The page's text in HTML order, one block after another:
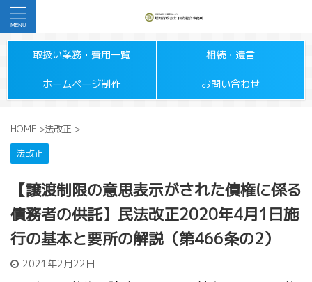
取扱い業務・費用一覧 相続・遺言
ホームページ制作 お問い合わせ
HOME >法改正 >
法改正
【譲渡制限の意思表示がされた債権に係る
債務者の供託】民法改正2020年4月1日施
行の基本と要所の解説（第466条の2）
2021年2月22日